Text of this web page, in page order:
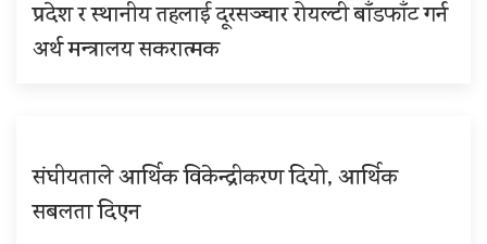
प्रदेश र स्थानीय तहलाई दूरसञ्चार रोयल्टी बाँडफाँट गर्न
अर्थ मन्त्रालय सकरात्मक
संघीयताले आर्थिक विकेन्द्रीकरण दियो, आर्थिक
सबलता दिएन